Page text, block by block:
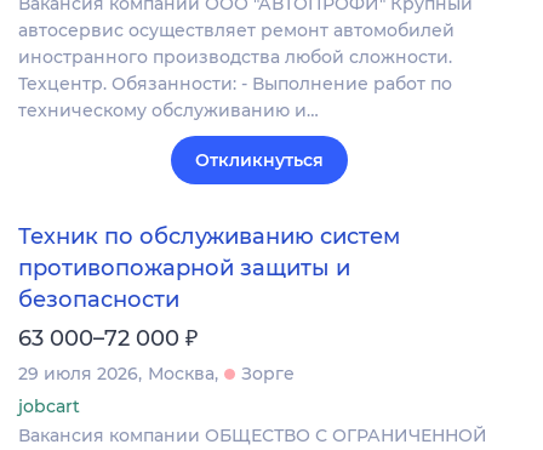
автосервис осуществляет ремонт автомобилей
иностранного производства любой сложности.
Техцентр. Обязанности: - Выполнение работ по
техническому обслуживанию и…
Откликнуться
Техник по обслуживанию систем
противопожарной защиты и
безопасности
63 000–72 000 ₽
29 июля 2026 Москва
Зорге
jobcart
Вакансия компании ОБЩЕСТВО С ОГРАНИЧЕННОЙ